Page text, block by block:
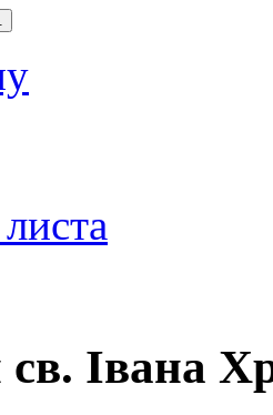
Івана